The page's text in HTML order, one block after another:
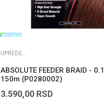
UPREDENE STRUNE
ABSOLUTE FEEDER BRAID -
150m (P0280002)
3.590,00 RSD